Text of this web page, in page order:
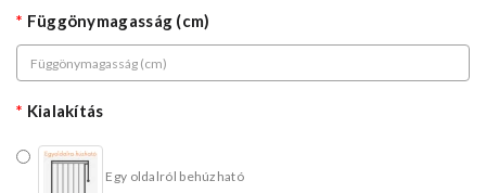
Függönymagasság (cm)
Kialakítás
Egy oldalról behúzható